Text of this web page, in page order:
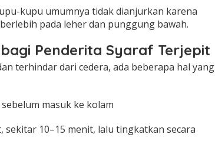
kupu umumnya tidak dianjurkan karena
pada leher dan punggung bawah.
Penderita Syaraf Terjepit
terhindar dari cedera, ada beberapa hal yang
masuk ke kolam
sekitar 10–15 menit, lalu tingkatkan secara